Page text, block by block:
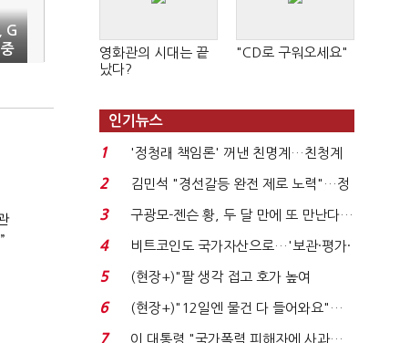
G
영화관의 시대는 끝
났다?
"CD로 구워오세요"
인기뉴스
1
'정청래 책임론' 꺼낸 친명계…친청계
는 추가투표 때리기...
2
김민석 "경선갈등 완전 제로 노력"…정
청래 "반명 공세 사...
3
구광모-젠슨 황, 두 달 만에 또 만난다…
로봇·AI 등 논...
4
비트코인도 국가자산으로…'보관·평가·
처분' 기준은 ...
5
(현장+)"팔 생각 접고 호가 높여
요"…'덜 똘똘한 한 채' 20...
6
(현장+)"12일엔 물건 다 들어와요"…
빈 매대 채우며 문 연 ...
7
이 대통령 "국가폭력 피해자에 사과…